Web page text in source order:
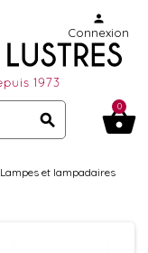
search
person
Connexion
shopping_basket
0
Lampes et lampadaires